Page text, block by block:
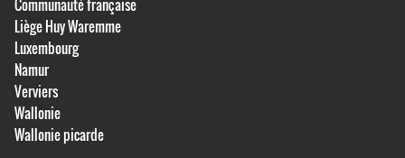
Communauté française
Liège Huy Waremme
Luxembourg
Namur
Verviers
Wallonie
Wallonie picarde